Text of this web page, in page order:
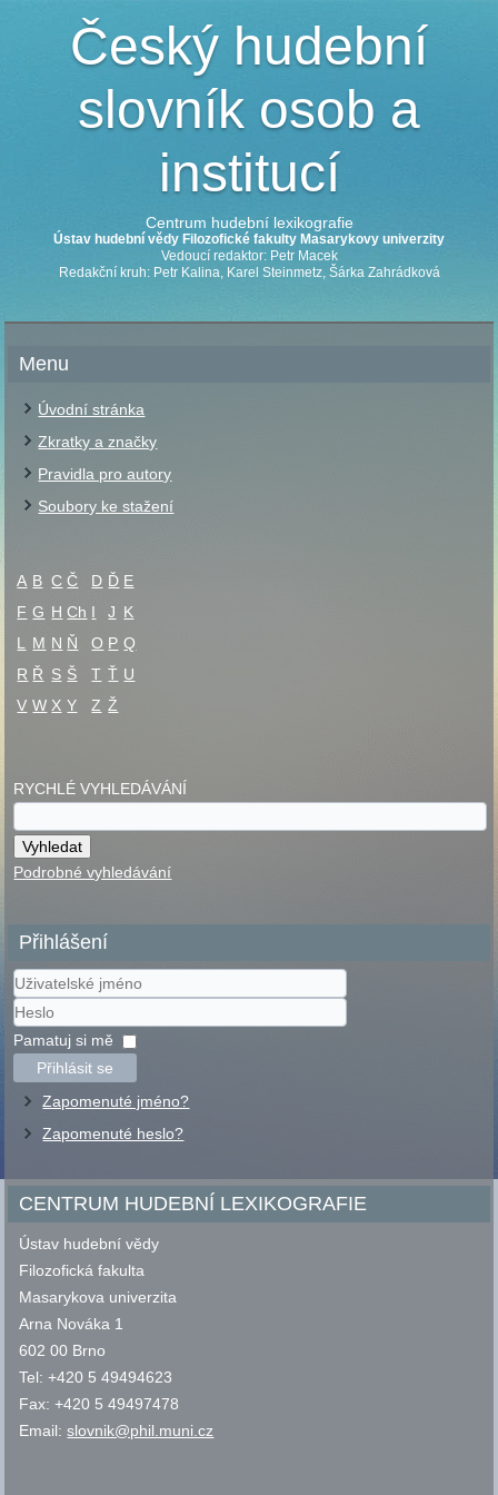
Český hudební
slovník osob a
institucí
Centrum hudební lexikografie
Ústav hudební vědy Filozofické fakulty Masarykovy univerzity
Vedoucí redaktor: Petr Macek
Redakční kruh: Petr Kalina, Karel Steinmetz, Šárka Zahrádková
Menu
Úvodní stránka
Zkratky a značky
Pravidla pro autory
Soubory ke stažení
A B C Č D Ď E
F G H Ch I J K
L
M N Ň O P Q
R Ř S Š T Ť U
V W X Y Z Ž
RYCHLÉ VYHLEDÁVÁNÍ
Podrobné vyhledávání
Přihlášení
Uživatelské
jméno
Heslo
Pamatuj si mě
Přihlásit se
Zapomenuté jméno?
Zapomenuté heslo?
CENTRUM HUDEBNÍ LEXIKOGRAFIE
Ústav hudební vědy
Filozofická fakulta
Masarykova univerzita
Arna Nováka 1
602 00 Brno
Tel: +420 5 49494623
Fax: +420 5 49497478
Email:slovnik@phil.muni.cz